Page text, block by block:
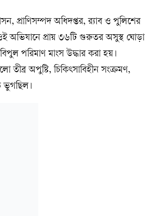
প্রাণিসম্পদ অধিদপ্তর, র‍্যাব ও পুলিশের
অভিযানে প্রায় ৩৬টি গুরুতর অসুস্থ ঘোড়া
পরিমাণ মাংস উদ্ধার করা হয়।
তীব্র অপুষ্টি, চিকিৎসাবিহীন সংক্রমণ,
ভুগছিল।